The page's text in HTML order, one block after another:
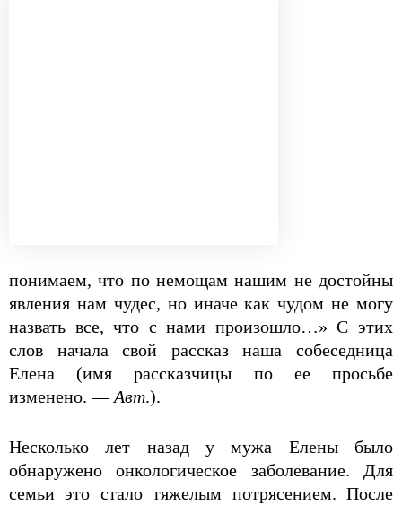
понимаем, что по немощам нашим не достойны
явления нам чудес, но иначе как чудом не могу
назвать все, что с нами произошло…» С этих
слов начала свой рассказ наша собеседница
Елена (имя рассказчицы по ее просьбе
изменено. —Авт.).
Несколько лет назад у мужа Елены было
обнаружено онкологическое заболевание. Для
семьи это стало тяжелым потрясением. После